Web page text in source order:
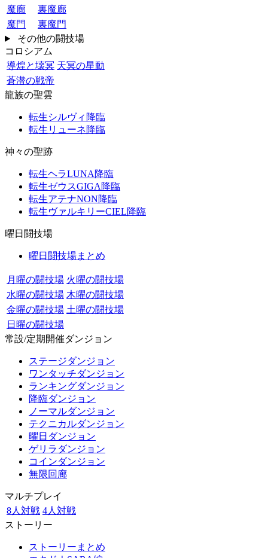
魔廊
裏魔廊
魔門
裏魔門
その他の闘技場
コロシアム
導煌と壊冥 天冥の星動
蒼潜の戦帝
龍族の聖雲
転生シルヴィ降臨
転生リューネ降臨
神々の聖跡
転生ヘラLUNA降臨
転生ゼウスGIGA降臨
転生アテナNON降臨
転生ヴァルキリーCIEL降臨
曜日闘技場
曜日闘技場まとめ
月曜の闘技場 火曜の闘技場
水曜の闘技場 木曜の闘技場
金曜の闘技場 土曜の闘技場
日曜の闘技場
常設/定期開催ダンジョン
ステージダンジョン
ワンタッチダンジョン
ランキングダンジョン
降臨ダンジョン
ノーマルダンジョン
テクニカルダンジョン
曜日ダンジョン
ゲリラダンジョン
コインダンジョン
無限回廊
マルチプレイ
8人対戦 4人対戦
ストーリー
ストーリーまとめ